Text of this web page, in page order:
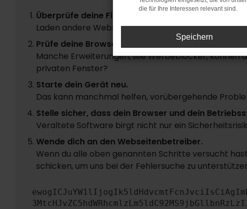
Überprüfe deine Firewall und deine
Laden andere Webseiten, zum Beispiel deine
Prüfe deine Browsererweiterungen.
Manche Erweiterungen, wie Werbeblocker, können
privaten Fenster?
Starte dein Gerät neu.
Das kann manchmal helfen, vorübergehende
Stelle sicher, dass dein Browser und dein
Veraltete Software birgt nicht nur ein
Wende dich an den Webseitenbetreiber.
Wenn du alle oben genannten Schritte versucht
schicken, um uns bei der Fehlersuche zu
die für Ihre Interessen relevant sind.
Speichern